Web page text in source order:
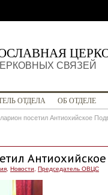
СВЯЗЕЙ
ОТДЕЛА ОБ ОТДЕЛЕ
посетил Антиохийское
Новости Председатель ОВЦС